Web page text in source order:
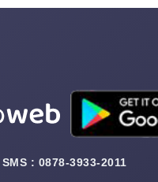
: 0878-3933-2011